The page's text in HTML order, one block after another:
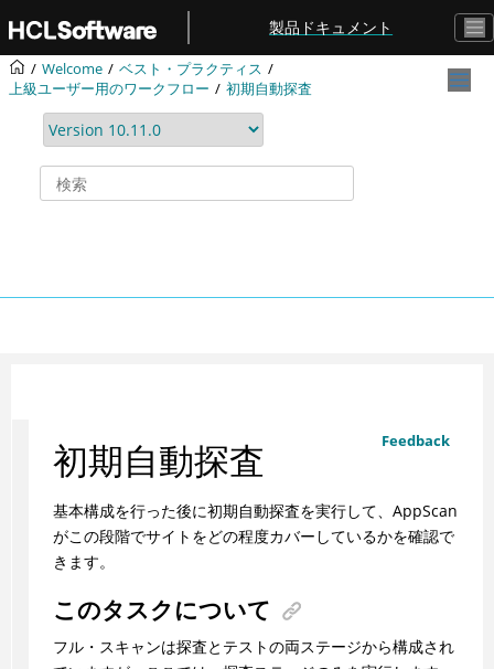
メインコンテンツにジャンプ
製品ドキュメント
Welcome
ベスト・プラクティス
上級ユーザー用のワークフロー
初期自動探査
Feedback
初期自動探査
基本構成を行った後に初期自動探査を実行して、 AppScan
がこの段階でサイトをどの程度カバーしているかを確認で
きます。
このタスクについて
フル・スキャンは探査とテストの両ステージから構成され